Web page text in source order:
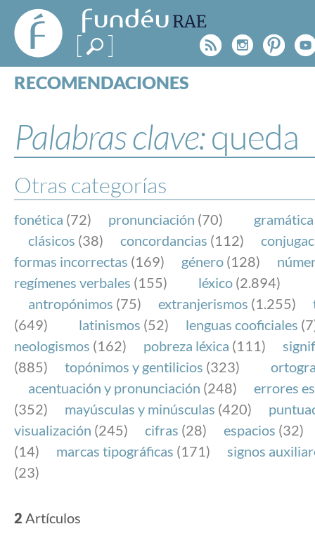
FundéuRAE
- Fundación
del Español
Urgente
Rss
RECOMENDACIONES
ESPECIALES
BLOG
NOTICIAS
SOBRE LA FUNDÉURAE
FundéuRAE es una fundación patrocinada por la
y la Real Academia Española, cuyo objetivo es
el buen uso del español en los medios de
Internet.
Palabras clave:queda
Otras categorías
fonética (72) pronunciación (70) gramática
clásicos (38) concordancias (112)
formas incorrectas (169) género (128)
regímenes verbales (155) léxico (2.894)
antropónimos (75) extranjerismos (1.255)
(649)
latinismos (52) lenguas cooficiales
neologismos (162) pobreza léxica (111)
(885)
topónimos y gentilicios (323)
acentuación y pronunciación (248)
errores
(352)
mayúsculas y minúsculas (420)
visualización (245) cifras (28) espacios (32)
(14)
marcas tipográficas (171)
signos
(23)
2 Artículos